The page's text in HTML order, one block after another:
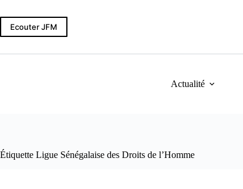
au
contenu
Ecouter JFM
Actualité
Étiquette Ligue Sénégalaise des Droits de l’Homme